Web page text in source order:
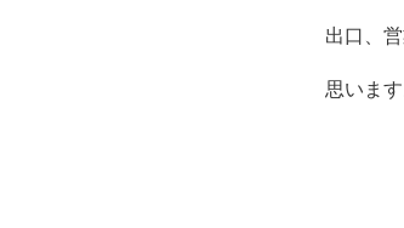
出口、
思います